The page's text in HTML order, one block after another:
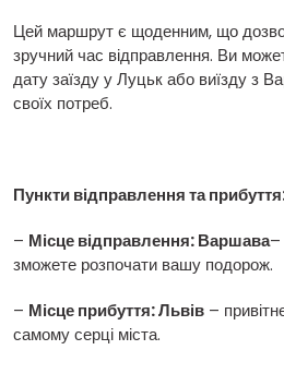
Цей маршрут є щоденним, що
зручний час відправлення. Ви
дату заїзду у Луцьк або виїзду з
своїх потреб.
Пункти відправлення та
– Місце відправлення: Варшава–
зможете розпочати вашу подорож.
– Місце прибуття: Львів –
самому серці міста.